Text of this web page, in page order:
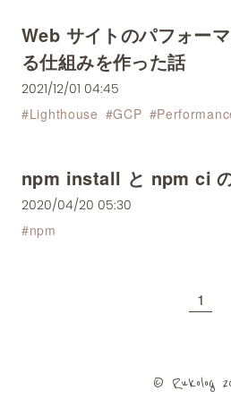
Web サイトのパフォー
る仕組みを作った話
2021/12/01 04:45
#Lighthouse #GCP #
npm install と npm ci
2020/04/20 05:30
#npm
1
© Rukolog